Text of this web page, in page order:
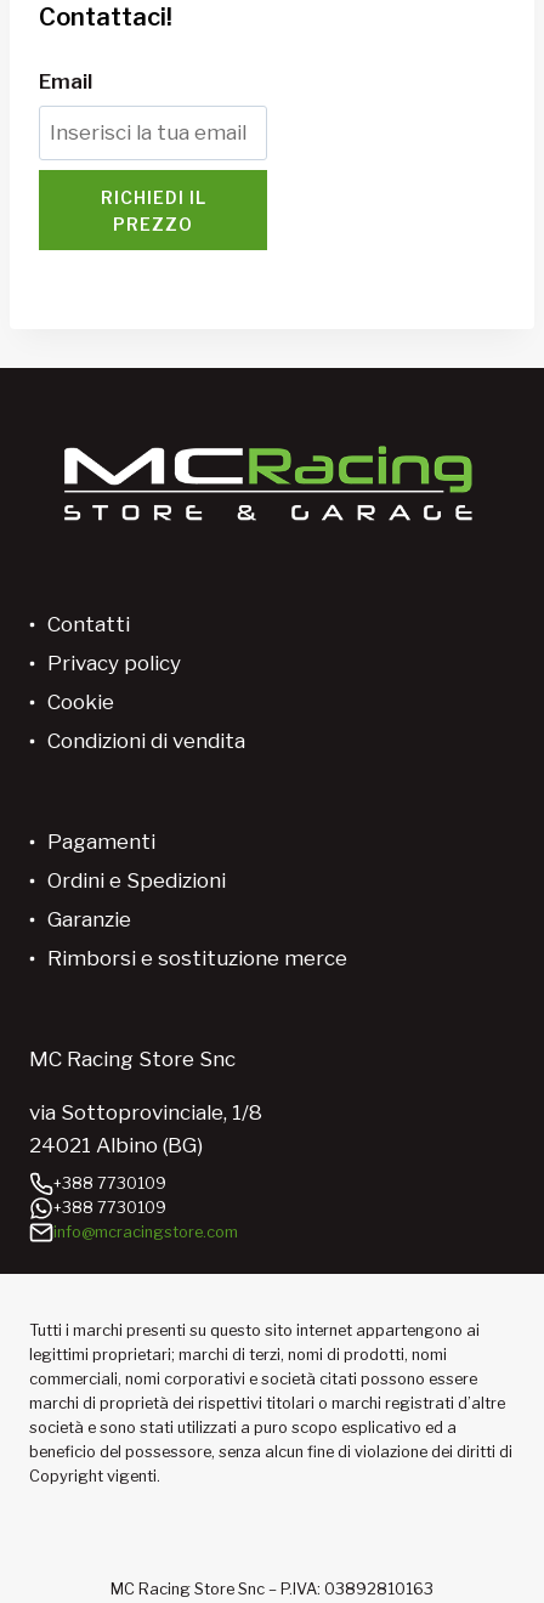
Contattaci!
Email
RICHIEDI IL
PREZZO
Contatti
Privacy policy
Cookie
Condizioni di vendita
Pagamenti
Ordini e Spedizioni
Garanzie
Rimborsi e sostituzione merce
MC Racing Store Snc
via Sottoprovinciale, 1/8
24021 Albino (BG)
+388 7730109
+388 7730109
info@mcracingstore.com
Tutti i marchi presenti su questo sito internet appartengono ai
legittimi proprietari; marchi di terzi, nomi di prodotti, nomi
commerciali, nomi corporativi e società citati possono essere
marchi di proprietà dei rispettivi titolari o marchi registrati d’altre
società e sono stati utilizzati a puro scopo esplicativo ed a
beneficio del possessore, senza alcun fine di violazione dei diritti di
Copyright vigenti.
MC Racing Store Snc – P.IVA: 03892810163